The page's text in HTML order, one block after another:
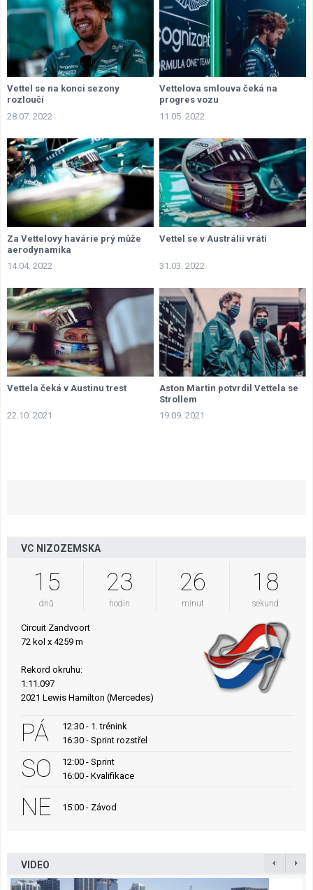
Vettel se na konci sezony
rozloučí
28.07. 2022
Vettelova smlouva čeká na
progres vozu
11.05. 2022
Za Vettelovy havárie prý může
aerodynamika
14.04. 2022
Vettel se v Austrálii vrátí
31.03. 2022
Vettela čeká v Austinu trest
22.10. 2021
Aston Martin potvrdil Vettela se
Strollem
19.09. 2021
VC NIZOZEMSKA
15
dnů
23
hodin
26
minut
18
sekund
Circuit Zandvoort
72 kol x 4259 m
Rekord okruhu:
1:11.097
2021 Lewis Hamilton (Mercedes)
PÁ
12:30 - 1. trénink
16:30 - Sprint rozstřel
SO
12:00 - Sprint
16:00 - Kvalifikace
NE 15:00 - Závod
VIDEO